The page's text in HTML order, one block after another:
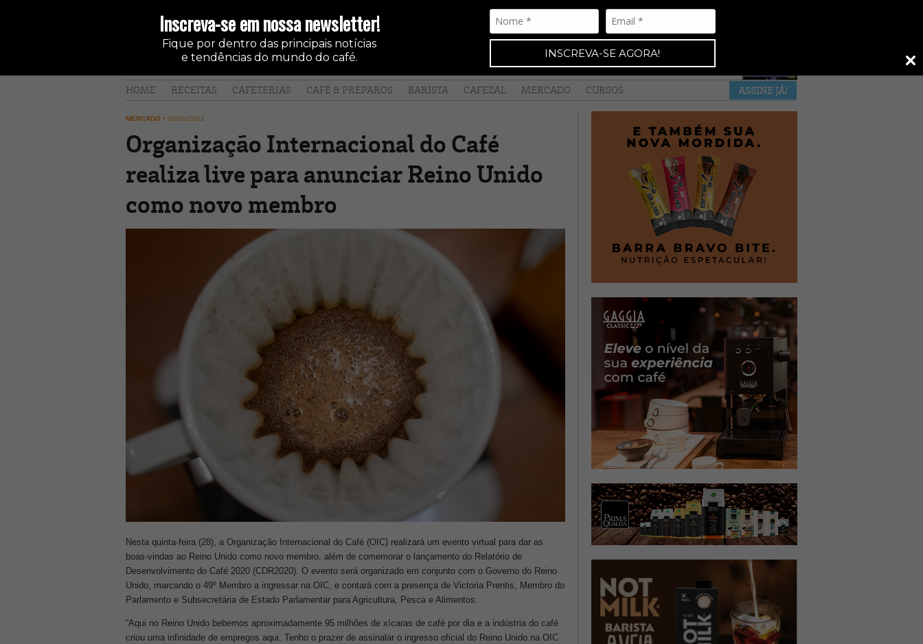
Inscreva-se em nossa newsletter!
Fique por dentro das principais notícias
e tendências do mundo do café.
INSCREVA-SE AGORA!
•NAS BANCAS
HOME RECEITAS CAFETERIAS CAFÉ & PREPAROS BARISTA CAFEZAL MERCADO ASSINE JÁ!
CURSOS
MERCADO • 26/01/2021
Organização Internacional do Café
realiza live para anunciar Reino Unido
como novo membro
Nesta quinta-feira (28), a Organização Internacional do Café (OIC) realizará um evento virtual para dar as
boas-vindas ao Reino Unido como novo membro, além de comemorar o lançamento do Relatório de
Desenvolvimento do Café 2020 (CDR2020). O evento será organizado em conjunto com o Governo do Reino
Unido, marcando o 49º Membro a ingressar na OIC, e contará com a presença de Victoria Prentis, Membro do
Parlamento e Subsecretária de Estado Parlamentar para Agricultura, Pesca e Alimentos.
“Aqui no Reino Unido bebemos aproximadamente 95 milhões de xícaras de café por dia e a indústria do café
criou uma infinidade de empregos aqui. Tenho o prazer de assinalar o ingresso oficial do Reino Unido na OIC